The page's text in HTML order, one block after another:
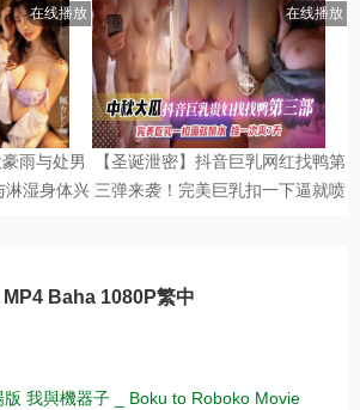
Baha 1080P繁中
我與機器子 _ Boku to Roboko Movie